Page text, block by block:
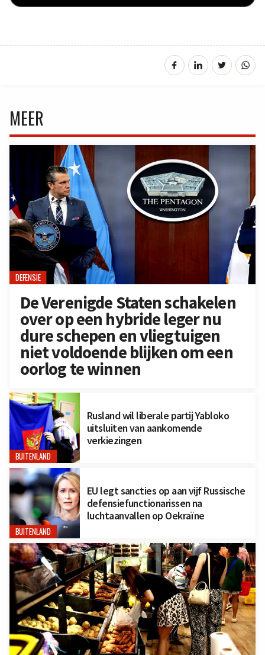
MEER
DEFENSIE
De Verenigde Staten schakelen
over op een hybride leger nu
dure schepen en vliegtuigen
niet voldoende blijken om een
oorlog te winnen
BUITENLAND
Rusland wil liberale partij Yabloko
uitsluiten van aankomende
verkiezingen
BUITENLAND
EU legt sancties op aan vijf Russische
defensiefunctionarissen na
luchtaanvallen op Oekraïne